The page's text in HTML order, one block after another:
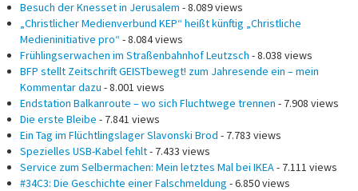
Besuch der Knesset in Jerusalem - 8.089 views
„Christlicher Medienverbund KEP“ heißt künftig „Christliche
Medieninitiative pro“- 8.084 views
Frühlingserwachen im Straßenbahnhof Leutzsch - 8.038 views
BFP stellt Zeitschrift GEISTbewegt! zum Jahresende ein – mein
Kommentar dazu - 8.001 views
Endstation Balkanroute – wo sich Fluchtwege trennen - 7.908 views
Die erste Bleibe - 7.841 views
Ein Tag im Flüchtlingslager Slavonski Brod - 7.783 views
Spezielles USB-Kabel fehlt- 7.433 views
Service zum Selbermachen: Mein letztes Mal bei IKEA - 7.111 views
#34C3: Die Geschichte einer Falschmeldung - 6.850 views